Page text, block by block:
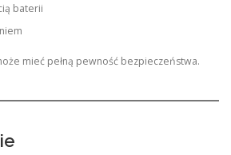
baterii
mieć pełną pewność bezpieczeństwa.